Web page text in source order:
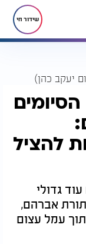
שידור חי
להציל
גדולי
אברהם,
עמל עצום